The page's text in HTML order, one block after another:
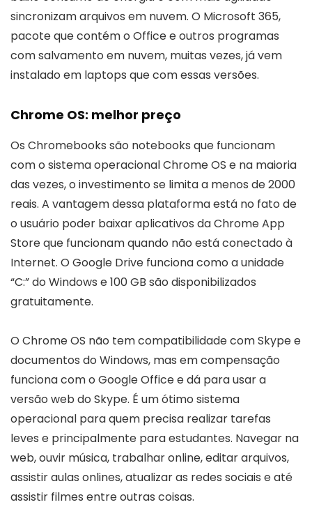
sincronizam arquivos em nuvem. O Microsoft 365,
pacote que contém o Office e outros programas
com salvamento em nuvem, muitas vezes, já vem
instalado em laptops que com essas versões.
Chrome OS: melhor preço
Os Chromebooks são notebooks que funcionam
com o sistema operacional Chrome OS e na maioria
das vezes, o investimento se limita a menos de 2000
reais. A vantagem dessa plataforma está no fato de
o usuário poder baixar aplicativos da Chrome App
Store que funcionam quando não está conectado à
Internet. O Google Drive funciona como a unidade
“C:” do Windows e 100 GB são disponibilizados
gratuitamente.
O Chrome OS não tem compatibilidade com Skype e
documentos do Windows, mas em compensação
funciona com o Google Office e dá para usar a
versão web do Skype. É um ótimo sistema
operacional para quem precisa realizar tarefas
leves e principalmente para estudantes. Navegar na
web, ouvir música, trabalhar online, editar arquivos,
assistir aulas onlines, atualizar as redes sociais e até
assistir filmes entre outras coisas.